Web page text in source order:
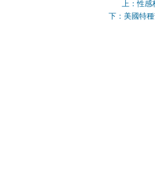
上：性
下：美國特